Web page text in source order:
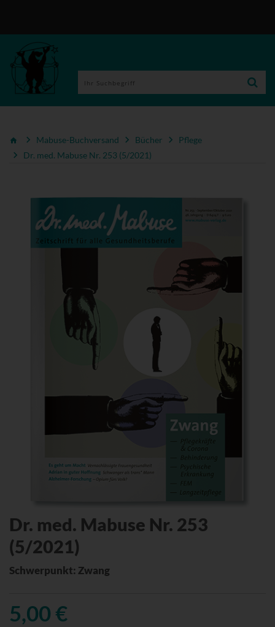
Mabuse-Buchversand Bücher
Pflege
Dr. med. Mabuse Nr. 253 (5/2021)
Dr. med. Mabuse Nr. 253
(5/2021)
Schwerpunkt: Zwang
5,00 €